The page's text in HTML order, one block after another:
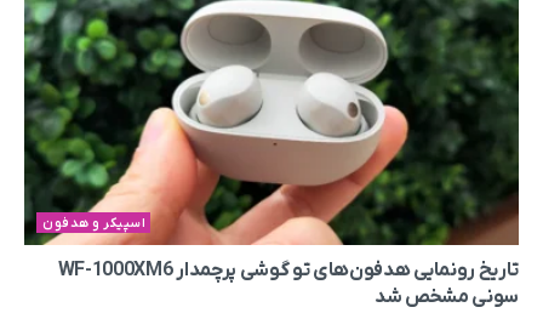
اسپیکر و هدفون
تاریخ رونمایی هدفون‌های تو گوشی پرچمدار WF-1000XM6
سونی مشخص شد